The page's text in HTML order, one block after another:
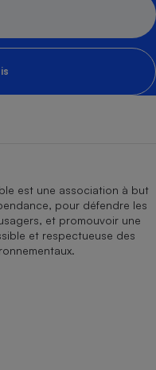
est une association à but
pour défendre les
et promouvoir une
et respectueuse des